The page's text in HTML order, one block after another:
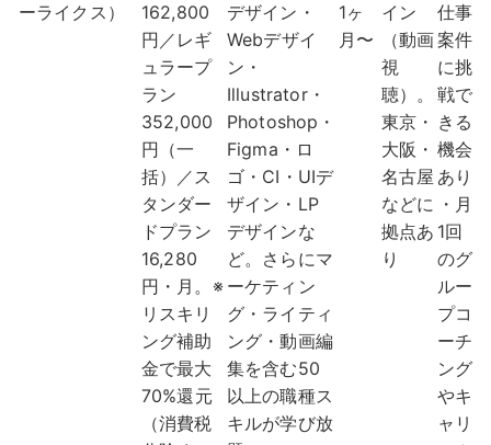
ーライクス）
162,800
円／レギ
ュラープ
ラン
352,000
円（一
括）／ス
タンダー
ドプラン
16,280
円・月。※
リスキリ
ング補助
金で最大
70%還元
（消費税
デザイン・
Webデザイ
ン・
Illustrator・
Photoshop・
Figma・ロ
ゴ・CI・UIデ
ザイン・LP
デザインな
ど。さらにマ
ーケティン
グ・ライティ
ング・動画編
集を含む50
以上の職種ス
キルが学び放
1ヶ
月〜
イン
（動画
視
聴）。
東京・
大阪・
名古屋
などに
拠点あ
り
仕事
案件
に挑
戦で
きる
機会
あり
・月
1回
のグ
ルー
プコ
ーチ
ング
やキ
ャリ